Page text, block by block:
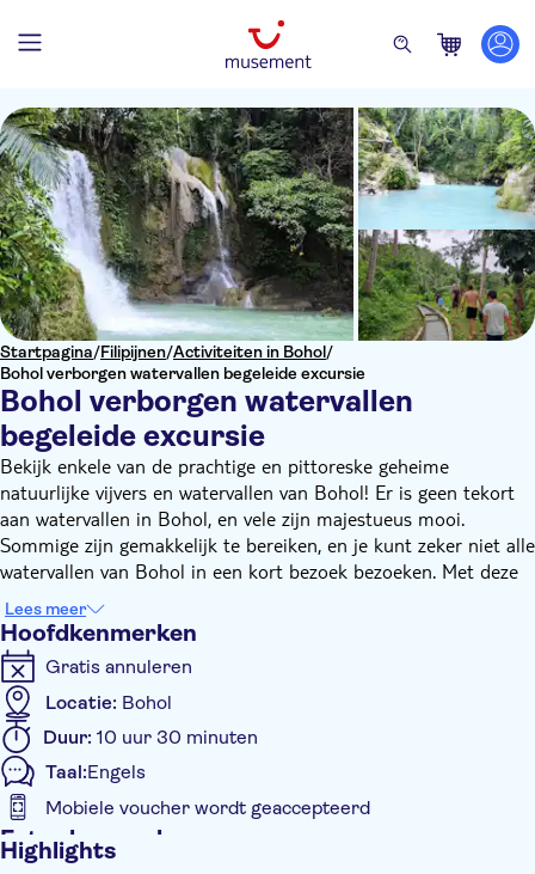
Startpagina/Filipijnen/Activiteiten in Bohol/
Bohol verborgen watervallen begeleide excursie
Bohol verborgen watervallen
begeleide excursie
Bekijk enkele van de prachtige en pittoreske geheime
natuurlijke vijvers en watervallen van Bohol! Er is geen tekort
aan watervallen in Bohol, en vele zijn majestueus mooi.
Sommige zijn gemakkelijk te bereiken, en je kunt zeker niet alle
watervallen van Bohol in een kort bezoek bezoeken. Met deze
tour kun je enkele verborgen watervallen bezoeken die anders
moeilijker te bereiken zijn.
Je zwemt, duikt, spettert en springt in drie verborgen
watervallen: Ingkuman, Pahangog en Dam-Agan. Je wandelt op
en neer terwijl je op zoek bent naar opwinding in deze
prachtige watervallen door tropische jungles, rijstvelden en
kokospalmen.
Oh, en hadden we dat al gezegd? We eindigen de dag met
kajakken in de pittoreske en magisch rustige Tagbanue-rivier.
We gaan de riviermonding binnen vanuit de oceaan en reizen
omhoog. Bovendien heb je de kans om te stoppen op een
Lees meer
Hoofdkenmerken
Gratis annuleren
Locatie: Bohol
Duur: 10 uur 30 minuten
Taal:Engels
Mobiele voucher wordt geaccepteerd
Extra kenmerken
Highlights